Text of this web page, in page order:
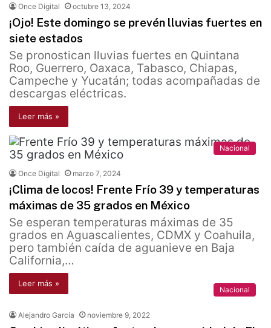
Once Digital octubre 13, 2024
¡Ojo! Este domingo se prevén lluvias fuertes en
siete estados
Se pronostican lluvias fuertes en Quintana
Roo, Guerrero, Oaxaca, Tabasco, Chiapas,
Campeche y Yucatán; todas acompañadas de
descargas eléctricas.
Leer más »
Nacional
Once Digital marzo 7, 2024
¡Clima de locos! Frente Frío 39 y temperaturas
máximas de 35 grados en México
Se esperan temperaturas máximas de 35
grados en Aguascalientes, CDMX y Coahuila,
pero también caída de aguanieve en Baja
California,…
Leer más »
Nacional
Alejandro García noviembre 9, 2022